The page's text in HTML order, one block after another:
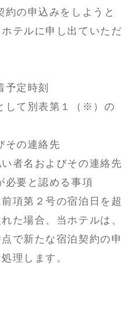
の申込みをしようと
テルに申し出ていただ
予定時刻
して別表第１（※）の
その連絡先
名およびその連絡先
必要と認める事項
項第２号の宿泊日を超
た場合、当ホテルは、
で新たな宿泊契約の申
理します。